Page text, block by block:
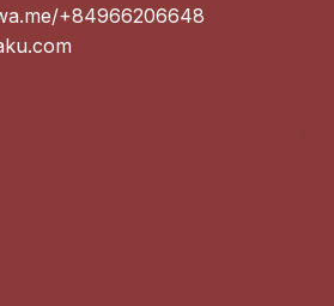
+84966206648